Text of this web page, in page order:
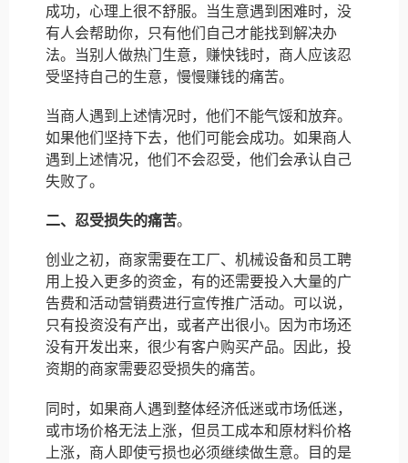
成功，心理上很不舒服。当生意遇到困难时，没
有人会帮助你，只有他们自己才能找到解决办
法。当别人做热门生意，赚快钱时，商人应该忍
受坚持自己的生意，慢慢赚钱的痛苦。
当商人遇到上述情况时，他们不能气馁和放弃。
如果他们坚持下去，他们可能会成功。如果商人
遇到上述情况，他们不会忍受，他们会承认自己
失败了。
二、忍受损失的痛苦。
创业之初，商家需要在工厂、机械设备和员工聘
用上投入更多的资金，有的还需要投入大量的广
告费和活动营销费进行宣传推广活动。可以说，
只有投资没有产出，或者产出很小。因为市场还
没有开发出来，很少有客户购买产品。因此，投
资期的商家需要忍受损失的痛苦。
同时，如果商人遇到整体经济低迷或市场低迷，
或市场价格无法上涨，但员工成本和原材料价格
上涨，商人即使亏损也必须继续做生意。目的是